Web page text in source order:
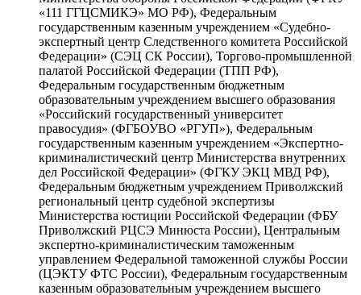
«111 ГГЦСМИКЭ» МО РФ), Федеральным
государственным казенным учреждением «Судебно-
экспертный центр Следственного комитета Российской
Федерации» (СЭЦ СК России), Торго­во-промышленной
палатой Российской Федерации (ТПП РФ),
Федеральным государственным бюджет­ным
образовательным учреждением высшего образования
«Российский государственный университет
правосудия» (ФГБОУВО «РГУП»), Федеральным
государственным казенным учреждением «Экспертно­
криминалистический центр Министерства внутренних
дел Российской Федерации» (ФГКУ ЭКЦ МВД РФ),
Федеральным бюджетным учреждением Приволжский
региональный центр судебной экспертизы
Министерства юстиции Российской Федерации (ФБУ
Приволжский РЦСЭ Минюста России), Централь­ным
экспертно-криминалистическим таможенным
управлением Федеральной таможенной службы Рос­сии
(ЦЭКТУ ФТС России), Федеральным государственным
казенным образовательным учреждением высшего